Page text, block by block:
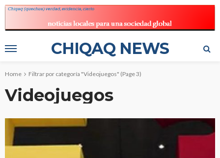
CHIQAQ NEWS
Home Filtrar por categoría "Videojuegos" (Page 3)
Videojuegos